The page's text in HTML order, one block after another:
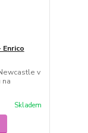
v
Skladem